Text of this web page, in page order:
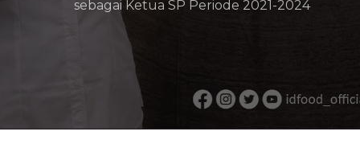
sebagai Ketua SP Periode 2021-2024